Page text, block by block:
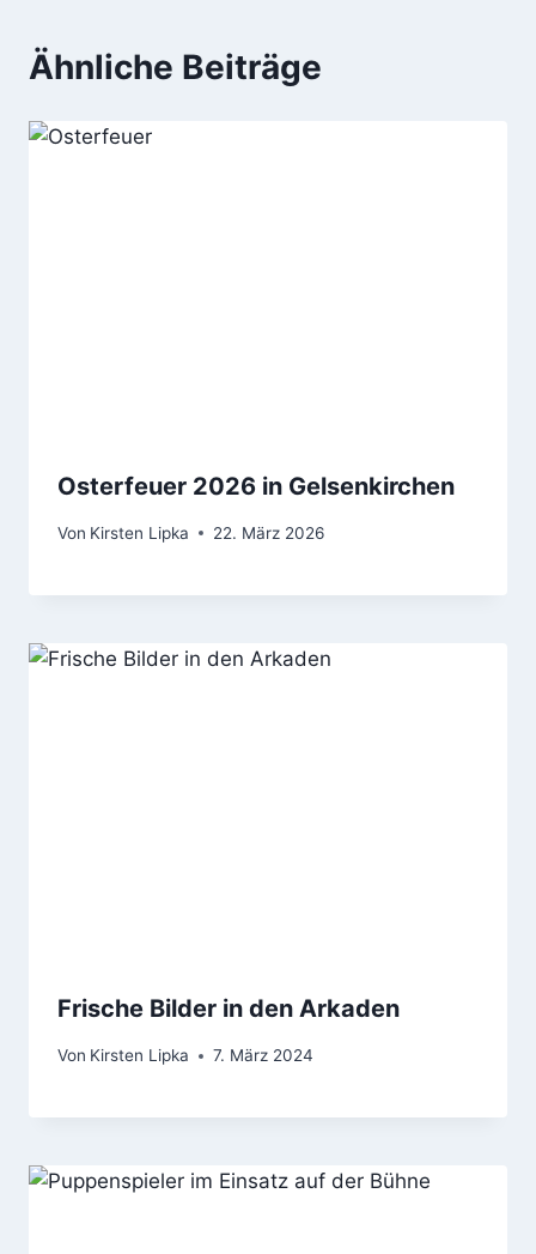
Ähnliche Beiträge
Osterfeuer 2026 in Gelsenkirchen
Von Kirsten Lipka 22. März 2026
Frische Bilder in den Arkaden
Von Kirsten Lipka 7. März 2024